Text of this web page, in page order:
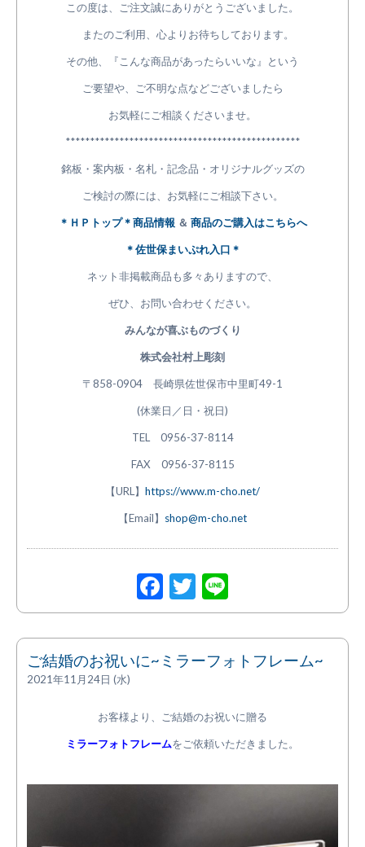
この度は、ご注文誠にありがとうございました。
またのご利用、心よりお待ちしております。
その他、『こんな商品があったらいいな』という
ご要望や、ご不明な点などございましたら
お気軽にご相談くださいませ。
************************************************
銘板・案内板・名札・記念品・オリジナルグッズの
ご検討の際には、お気軽にご相談下さい。
＊ＨＰトップ＊商品情報 ＆ 商品のご購入はこちらへ
＊佐世保まいぷれ入口＊
ネット非掲載商品も多々ありますので、
ぜひ、お問い合わせください。
みんなが喜ぶものづくり
株式会社村上彫刻
〒858-0904 長崎県佐世保市中里町49-1
(休業日／日・祝日)
TEL 0956-37-8114
FAX 0956-37-8115
【URL】 https://www.m-cho.net/
【Email】 shop@m-cho.net
Facebook
Twitter
ご結婚のお祝いに~ミラーフォトフレーム~
2021年11月24日 (水)
お客様より、ご結婚のお祝いに贈る
ミラーフォトフレームをご依頼いただきました。